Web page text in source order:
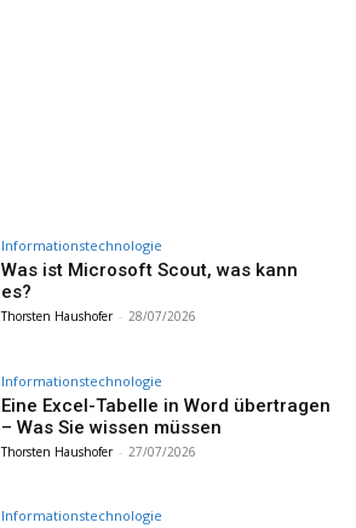
Informationstechnologie
Was ist Microsoft Scout, was kann
es?
Thorsten Haushofer - 28/07/2026
Informationstechnologie
Eine Excel-Tabelle in Word übertragen
– Was Sie wissen müssen
Thorsten Haushofer - 27/07/2026
Informationstechnologie